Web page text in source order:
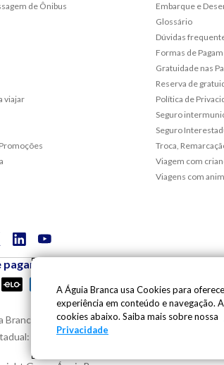
de Ônibus
viajar
Embarque e
Glossário
Dúvidas
Formas de
Gratuidade nas
Reserva de
Política de
Seguro
Seguro
Troca,
Viagem com
Viagens com
Branca S.A. | Av. Mario Gurgel, 5030 | Cariacica -
080.444.20-2 | Whatsapp:
A Águia Branca usa Cookies para
experiência em conteúdo e navegação.
cookies abaixo. Saiba mais sobre nossa
Privacidade